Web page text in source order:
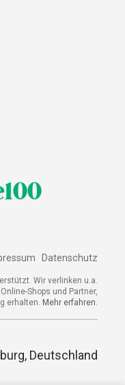
Datenschutz
Wir verlinken u.a.
Shops und Partner,
erhalten. Mehr erfahren.
Deutschland